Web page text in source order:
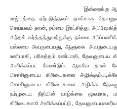
இன்றைக்கு
ராஜ்யத்தை ஏற்படுத்தவும் நமக்காக
செய்யவும் தான், நம்மை இரட்சித்து,
அந்தக் கர்த்தத்துவத்துக்கு நம்மை
வல்லமை அவருடையது, ஆளுகை
உண்டாகி, பரிசுத்தம் உண்டாகி, தேவனுடைய
அளிக்கப்பட வேண்டும். ஆகவே தான்
பிசாசினுடைய கிரியைகளை
பிசாசினுடைய கிரியைகளை அழிக்க
நம்முடைய நீதியின் வாழ்க்கை மூலமாக,
கிரியைகளó அளிக்கப்பட்டு,